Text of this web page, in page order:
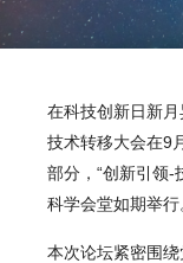
在科技创新日新
技术转移大会在9
部分，“创新引领-
科学会堂如期举行
本次论坛紧密围